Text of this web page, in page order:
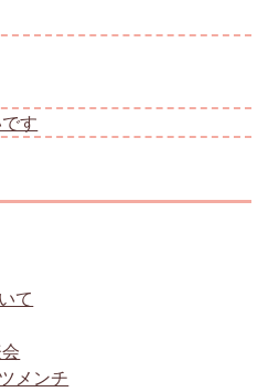
す
て
メンチ